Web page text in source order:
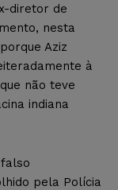
diretor de
nesta
Aziz
à
não teve
indiana
pela Polícia